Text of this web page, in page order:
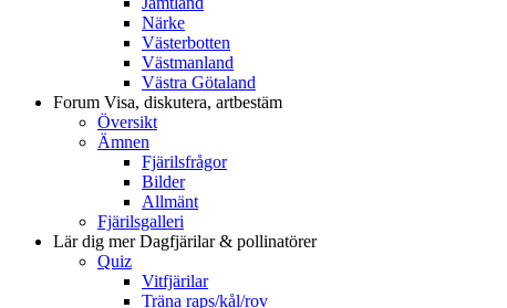
Närke
Västerbotten
Västmanland
Västra Götaland
Forum Visa, diskutera, artbestäm
Översikt
Ämnen
Fjärilsfrågor
Bilder
Allmänt
Fjärilsgalleri
Lär dig merDagfjärilar & pollinatörer
Quiz
Vitfjärilar
Träna raps/kål/rov